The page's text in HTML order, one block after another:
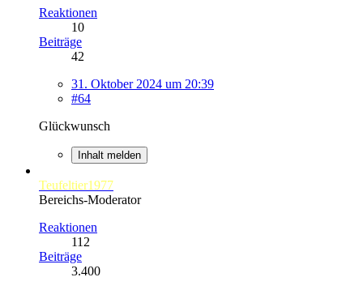
Reaktionen
10
Beiträge
42
31. Oktober 2024 um 20:39
#64
Glückwunsch
Inhalt melden
Teufeltier1977
Bereichs-Moderator
Reaktionen
112
Beiträge
3.400